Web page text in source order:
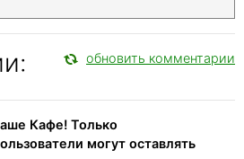
обновить комментарии
Кафе! Только
могут оставлять